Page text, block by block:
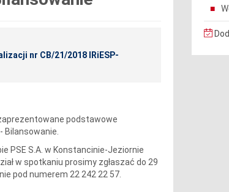
nr CB/21/2018 IRiESP-
podstawowe
Bilansowanie
PSE S.A. w Konstancinie-Jeziornie
w spotkaniu prosimy zgłaszać do 29
pod numerem 22 242 22 57.